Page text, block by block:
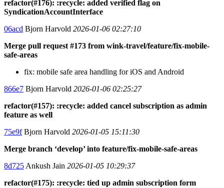
refactor(#176): :recycle: added verified flag on
SyndicationAccountInterface
06acd Bjorn Harvold 2026-01-06 02:27:10
Merge pull request #173 from wink-travel/feature/fix-mobile-
safe-areas
fix: mobile safe area handling for iOS and Android
866e7 Bjorn Harvold 2026-01-06 02:25:27
refactor(#157): :recycle: added cancel subscription as admin
feature as well
75e9fBjorn Harvold 2026-01-05 15:11:30
Merge branch ‘develop’ into feature/fix-mobile-safe-areas
8d725 Ankush Jain 2026-01-05 10:29:37
refactor(#175): :recycle: tied up admin subscription form